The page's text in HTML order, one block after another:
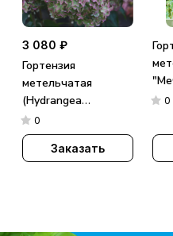
3 080 ₽
Гортензия
метельчатая
(Hydrangea
paniculata)
«Metallica»
0
Заказать
0